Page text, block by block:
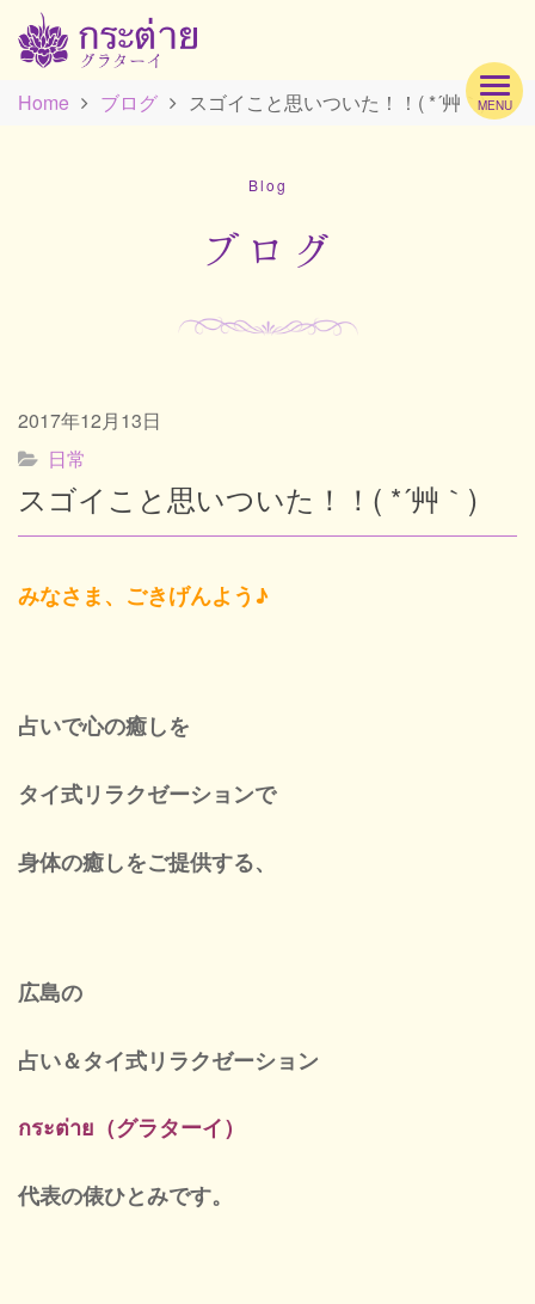
MENU
Home ブログ スゴイこと思いついた！！( *´艸｀)
Blog
ブログ
スゴイこと思いついた！！( *´艸｀)
2017年12月13日
日常
みなさま、ごきげんよう♪
占いで心の癒しを
タイ式リラクゼーションで
身体の癒しをご提供する、
広島の
占い＆タイ式リラクゼーション
กระต่าย（グラターイ）
代表の俵ひとみです。